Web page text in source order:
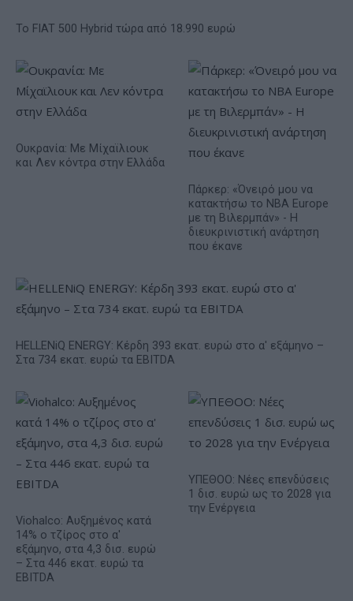
Το FIAT 500 Hybrid τώρα από 18.990 ευρώ
Ουκρανία: Με Μίχαϊλιουκ
και Λεν κόντρα στην Ελλάδα
Πάρκερ: «Όνειρό μου να
κατακτήσω το ΝΒΑ Europe
με τη Βιλερμπάν» - Η
διευκρινιστική ανάρτηση
που έκανε
HELLENiQ ENERGY: Κέρδη 393 εκατ. ευρώ στο α' εξάμηνο –
Στα 734 εκατ. ευρώ τα EBITDA
Viohalco: Αυξημένος κατά
14% ο τζίρος στο α'
εξάμηνο, στα 4,3 δισ. ευρώ
– Στα 446 εκατ. ευρώ τα
EBITDA
ΥΠΕΘΟΟ: Νέες επενδύσεις
1 δισ. ευρώ ως το 2028 για
την Ενέργεια